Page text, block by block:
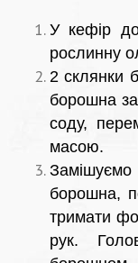
У кефір
рослинну
2 склянки
борошна
соду,
масою.
Замішуємо
борошна,
тримати
рук.